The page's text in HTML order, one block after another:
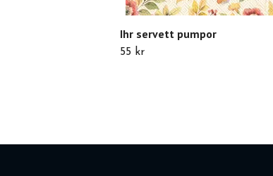
Ihr servett pumpor
55 kr